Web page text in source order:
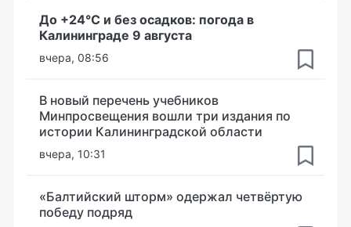
До +24°С и без осадков: погода в
Калининграде 9 августа
вчера, 08:56
В новый перечень учебников
Минпросвещения вошли три издания по
истории Калининградской области
вчера, 10:31
«Балтийский шторм» одержал четвёртую
победу подряд